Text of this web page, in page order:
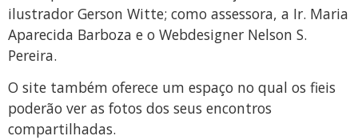
ilustrador Gerson Witte; como assessora, a Ir. Maria
Aparecida Barboza e o ​Webdesigner Nelson S.
Pereira.
O site também oferece um espaço no qual os fieis
poderão ver as fotos dos seus encontros
compartilhadas.